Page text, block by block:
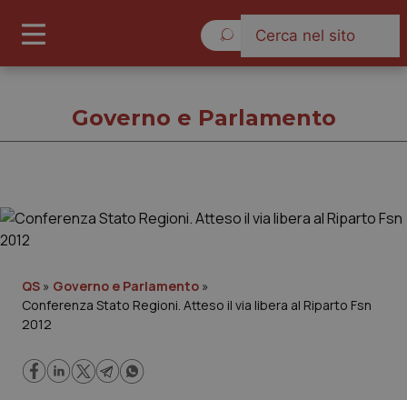
Governo e Parlamento
Regioni e Asl
Governo e Parlamento
QS » Governo e Parlamento »
Conferenza Stato Regioni. Atteso il via libera al Riparto Fsn
2012